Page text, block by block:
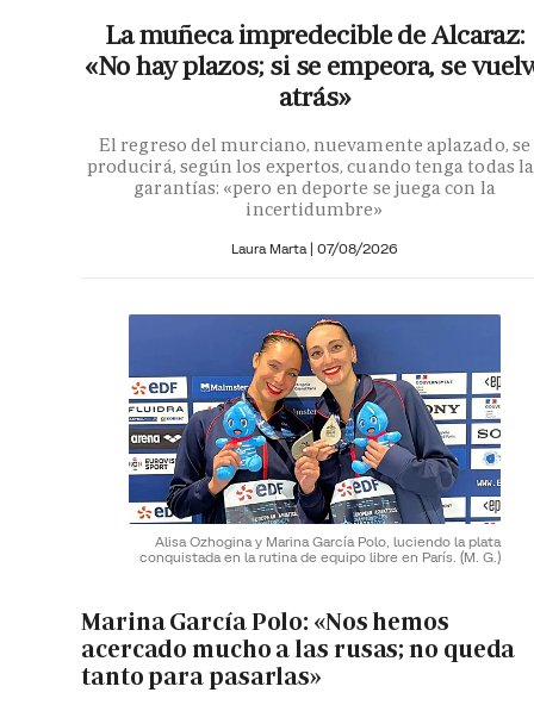
La muñeca impredecible de Alcaraz:
«No hay plazos; si se empeora, se
atrás»
El regreso del murciano, nuevamente aplazado, se
producirá, según los expertos, cuando tenga todas
garantías: «pero en deporte se juega con la
incertidumbre»
Laura Marta | 07/08/2026
Alisa Ozhogina y Marina García Polo, luciendo la plata
conquistada en la rutina de equipo libre en París. (M. G.)
Marina García Polo: «Nos hemos
acercado mucho a las rusas; no queda
tanto para pasarlas»